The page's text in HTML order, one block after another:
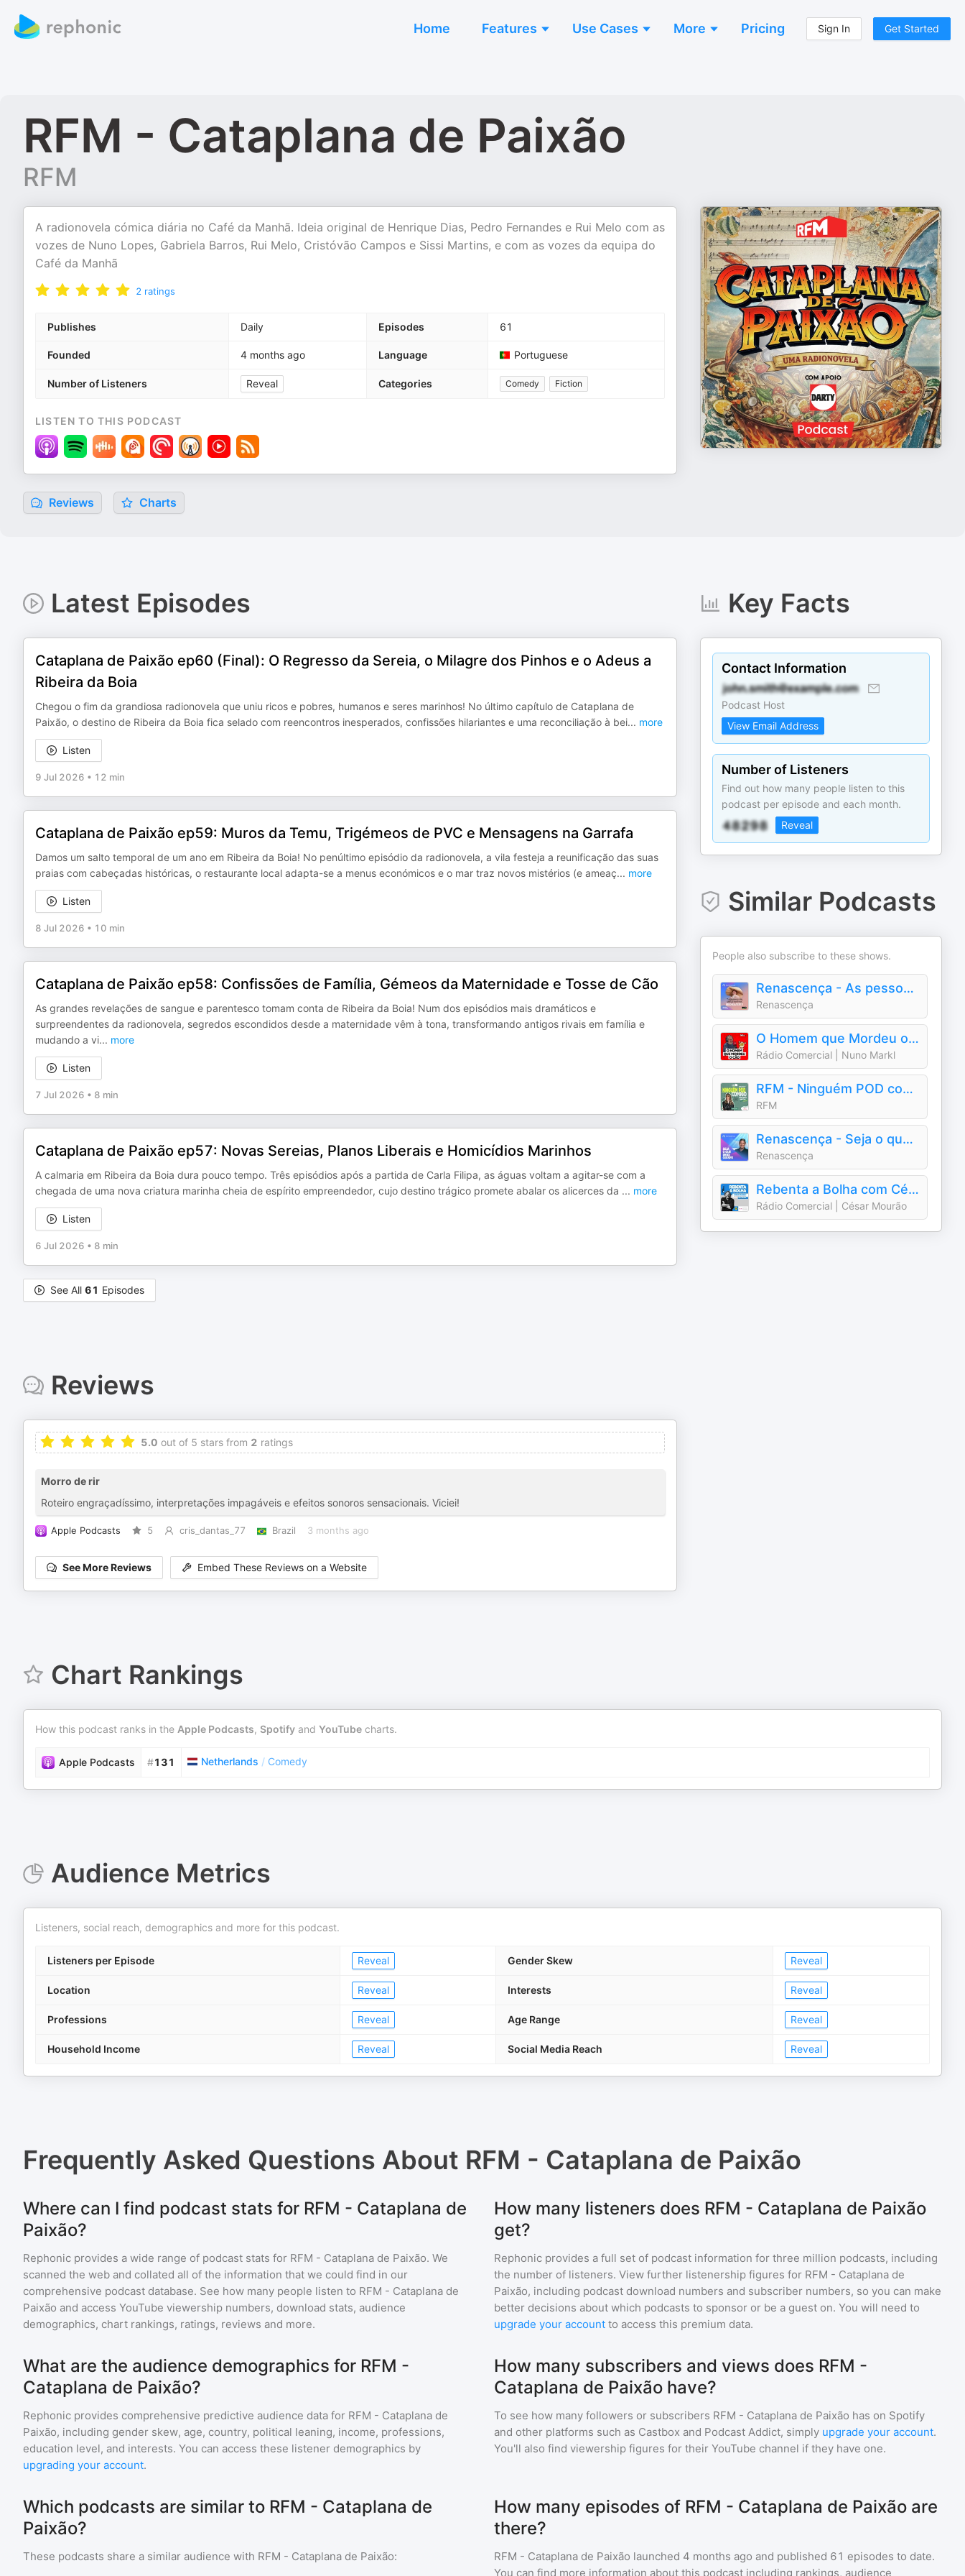
Home Features Use Cases More Pricing Sign In Get Started
RFM - Cataplana de Paixão
RFM
A radionovela cómica diária no Café da Manhã. Ideia original de Henrique Dias, Pedro Fernandes e Rui Melo com as
vozes de Nuno Lopes, Gabriela Barros, Rui Melo, Cristóvão Campos e Sissi Martins, e com as vozes da equipa do
Café da Manhã
2 ratings
Publishes Daily Episodes 61
Founded 4 months ago Language Portuguese
Number of Listeners Reveal Categories Comedy Fiction
LISTEN TO THIS PODCAST
Reviews Charts
Latest Episodes
Cataplana de Paixão ep60 (Final): O Regresso da Sereia, o Milagre dos Pinhos e o Adeus a
Ribeira da Boia
Chegou o fim da grandiosa radionovela que uniu ricos e pobres, humanos e seres marinhos! No último capítulo de Cataplana de
Paixão, o destino de Ribeira da Boia fica selado com reencontros inesperados, confissões hilariantes e uma reconciliação à bei... more
Listen
9 Jul 2026 • 12 min
Cataplana de Paixão ep59: Muros da Temu, Trigémeos de PVC e Mensagens na Garrafa
Damos um salto temporal de um ano em Ribeira da Boia! No penúltimo episódio da radionovela, a vila festeja a reunificação das suas
praias com cabeçadas históricas, o restaurante local adapta-se a menus económicos e o mar traz novos mistérios (e ameaç... more
Listen
8 Jul 2026 • 10 min
Cataplana de Paixão ep58: Confissões de Família, Gémeos da Maternidade e Tosse de Cão
As grandes revelações de sangue e parentesco tomam conta de Ribeira da Boia! Num dos episódios mais dramáticos e
surpreendentes da radionovela, segredos escondidos desde a maternidade vêm à tona, transformando antigos rivais em família e
mudando a vi... more
Listen
7 Jul 2026 • 8 min
Cataplana de Paixão ep57: Novas Sereias, Planos Liberais e Homicídios Marinhos
A calmaria em Ribeira da Boia dura pouco tempo. Três episódios após a partida de Carla Filipa, as águas voltam a agitar-se com a
chegada de uma nova criatura marinha cheia de espírito empreendedor, cujo destino trágico promete abalar os alicerces da ... more
Listen
6 Jul 2026 • 8 min
See All 61 Episodes
Key Facts
Contact Information
Podcast Host
View Email Address
Number of Listeners
Find out how many people listen to this
podcast per episode and each month.
Reveal
Similar Podcasts
People also subscribe to these shows.
Renascença - As pessoas têm que se acalmar, imediatamente!
Renascença
O Homem que Mordeu o Cão
Rádio Comercial | Nuno Markl
RFM - Ninguém POD comigo
RFM
Renascença - Seja o que Deus Quiser
Renascença
Rebenta a Bolha com César Mourão
Rádio Comercial | César Mourão
Reviews
5.0 out of 5 stars from 2 ratings
Morro de rir
Roteiro engraçadíssimo, interpretações impagáveis e efeitos sonoros sensacionais. Viciei!
Apple Podcasts 5 cris_dantas_77 Brazil 3 months ago
See More Reviews Embed These Reviews on a Website
Chart Rankings
How this podcast ranks in the Apple Podcasts, Spotify and YouTube charts.
Apple Podcasts #131 Netherlands / Comedy
Audience Metrics
Listeners, social reach, demographics and more for this podcast.
Listeners per Episode Reveal Gender Skew Reveal
Location Reveal Interests Reveal
Professions Reveal Age Range Reveal
Household Income Reveal Social Media Reach Reveal
Frequently Asked Questions About RFM - Cataplana de Paixão
Where can I find podcast stats for RFM - Cataplana de
Paixão?
Rephonic provides a wide range of podcast stats for RFM - Cataplana de Paixão. We
scanned the web and collated all of the information that we could find in our
comprehensive podcast database. See how many people listen to RFM - Cataplana de
Paixão and access YouTube viewership numbers, download stats, audience
demographics, chart rankings, ratings, reviews and more.
How many listeners does RFM - Cataplana de Paixão
get?
Rephonic provides a full set of podcast information for three million podcasts, including
the number of listeners. View further listenership figures for RFM - Cataplana de
Paixão, including podcast download numbers and subscriber numbers, so you can make
better decisions about which podcasts to sponsor or be a guest on. You will need to
upgrade your account to access this premium data.
What are the audience demographics for RFM -
Cataplana de Paixão?
Rephonic provides comprehensive predictive audience data for RFM - Cataplana de
Paixão, including gender skew, age, country, political leaning, income, professions,
education level, and interests. You can access these listener demographics by
upgrading your account.
How many subscribers and views does RFM -
Cataplana de Paixão have?
To see how many followers or subscribers RFM - Cataplana de Paixão has on Spotify
and other platforms such as Castbox and Podcast Addict, simply upgrade your account.
You'll also find viewership figures for their YouTube channel if they have one.
Which podcasts are similar to RFM - Cataplana de
Paixão?
These podcasts share a similar audience with RFM - Cataplana de Paixão:
How many episodes of RFM - Cataplana de Paixão are
there?
RFM - Cataplana de Paixão launched 4 months ago and published 61 episodes to date.
You can find more information about this podcast including rankings, audience